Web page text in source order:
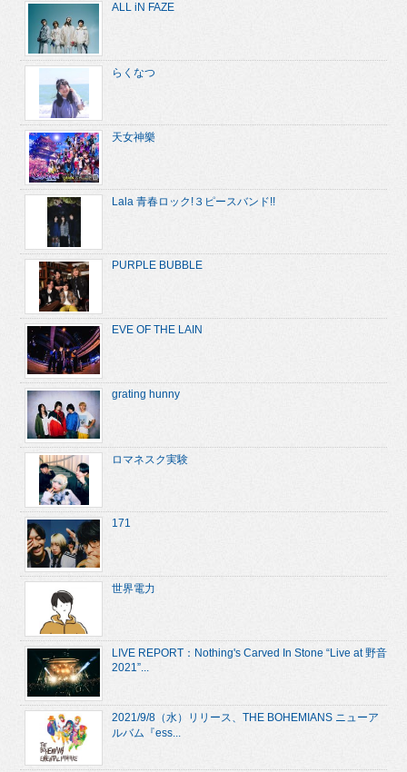
ALL iN FAZE
らくなつ
天女神樂
Lala 青春ロック!３ピースバンド!!
PURPLE BUBBLE
EVE OF THE LAIN
grating hunny
ロマネスク実験
171
世界電力
LIVE REPORT：Nothing's Carved In Stone “Live at 野音
2021”...
2021/9/8（水）リリース、THE BOHEMIANS ニューア
ルバム『ess...